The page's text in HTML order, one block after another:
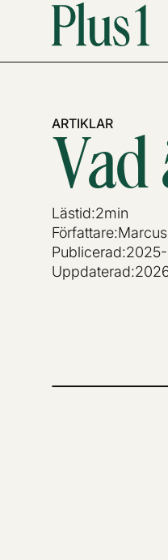
ARTIKLAR
Lästid:2min
Författare:
Publicerad:
Uppdaterad: